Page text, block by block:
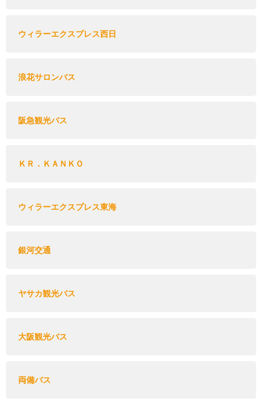
ウィラーエクスプレス西日
浪花サロンバス
阪急観光バス
ＫＲ．ＫＡＮＫＯ
ウィラーエクスプレス東海
銀河交通
ヤサカ観光バス
大阪観光バス
両備バス